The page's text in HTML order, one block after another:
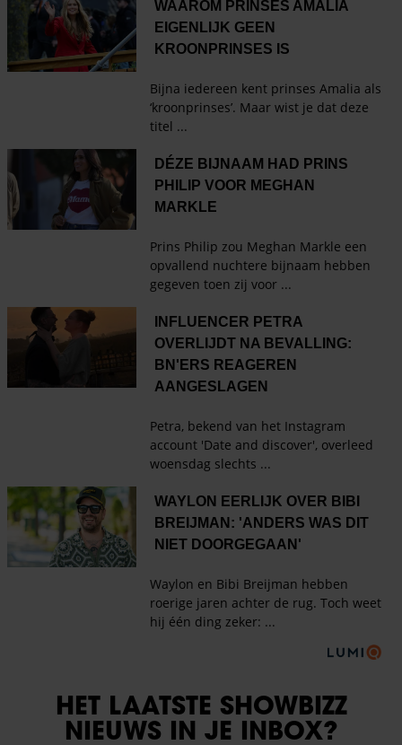
HET LAATSTE SHOWBIZZ
NIEUWS IN JE INBOX?